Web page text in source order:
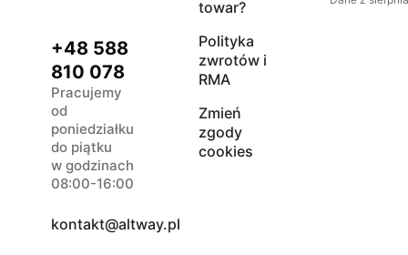
+48 588
810 078
Pracujemy
od
poniedziałku
do piątku
w godzinach
08:00-16:00
kontakt@altway.pl
towar?
Polityka
zwrotów i
RMA
Zmień
zgody
cookies